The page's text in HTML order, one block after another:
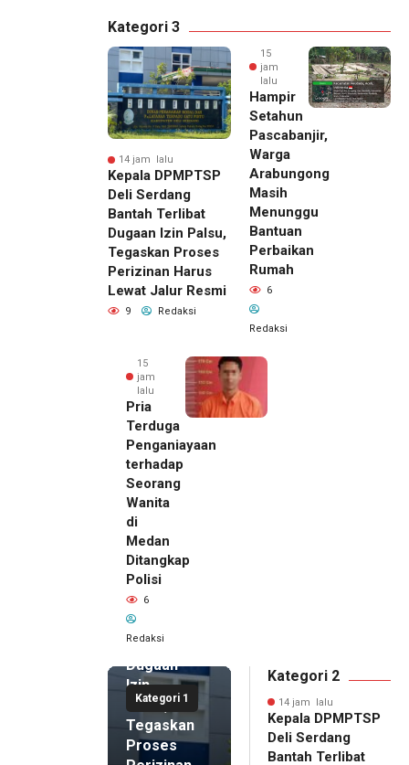
Kategori 3
14 jam lalu
Kepala DPMPTSP
Deli Serdang
Bantah Terlibat
Dugaan Izin Palsu,
Tegaskan Proses
Perizinan Harus
Lewat Jalur Resmi
9 Redaksi
15
jam
lalu
Hampir
Setahun
Pascabanjir,
Warga
Arabungong
Masih
Menunggu
Bantuan
Perbaikan
Rumah
6
Redaksi
15
jam
lalu
Pria
Terduga
Penganiayaan
terhadap
Seorang
Wanita
di
Medan
Ditangkap
Polisi
6
Redaksi
Kategori 1
14 jam lalu
Kepala
DPMPTSP
Deli
Serdang
Bantah
Terlibat
Dugaan
Izin
Palsu,
Tegaskan
Proses
Kategori 2
14 jam lalu
Kepala DPMPTSP
Deli Serdang
Bantah Terlibat